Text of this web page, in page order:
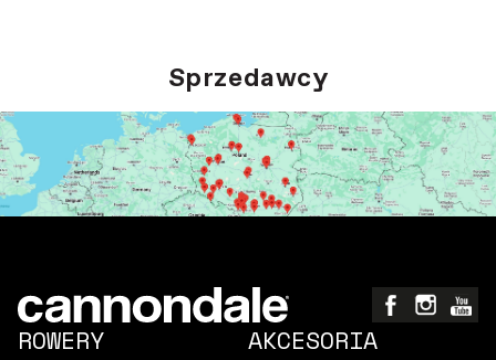
Sprzedawcy
ROWERY AKCESORIA